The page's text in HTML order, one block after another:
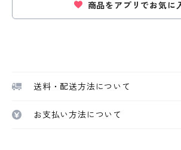
商品をアプリでお気に
送料・配送方法について
お支払い方法について